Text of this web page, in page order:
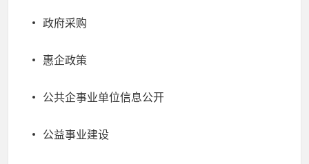
政府采购
惠企政策
公共企事业单位信息公开
公益事业建设